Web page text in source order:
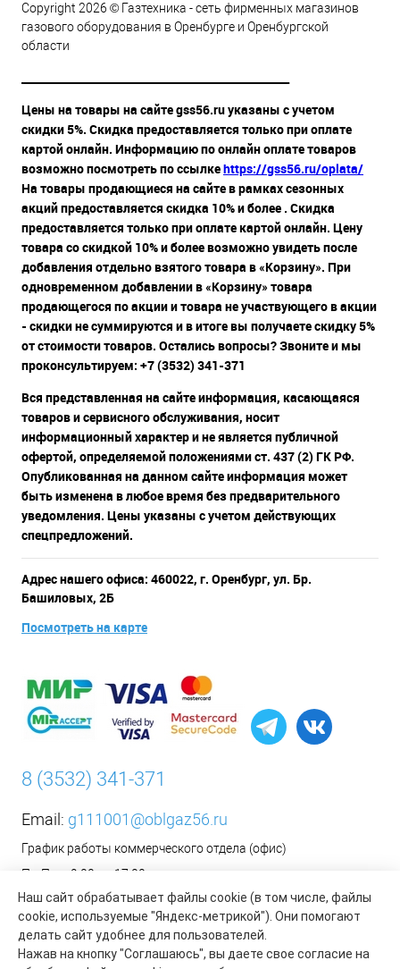
Наш сайт обрабатывает файлы cookie (в том числе, файлы
cookie, используемые "Яндекс-метрикой"). Они помогают
делать сайт удобнее для пользователей.
Нажав на кнопку "Соглашаюсь", вы даете свое согласие на
Copyright 2026 © Газтехника - сеть фирменных магазинов
газового оборудования в Оренбурге и Оренбургской
области
Цены на товары на сайте gss56.ru указаны с учетом
скидки 5%. Скидка предоставляется только при оплате
картой онлайн. Информацию по онлайн оплате товаров
возможно посмотреть по ссылкеhttps://gss56.ru/oplata/
На товары продающиеся на сайте в рамках сезонных
акций предоставляется скидка 10% и более . Скидка
предоставляется только при оплате картой онлайн. Цену
товара со скидкой 10% и более возможно увидеть после
добавления отдельно взятого товара в «Корзину». При
одновременном добавлении в «Корзину» товара
продающегося по акции и товара не участвующего в акции
- скидки не суммируются и в итоге вы получаете скидку 5%
от стоимости товаров. Остались вопросы? Звоните и мы
проконсультируем: +7 (3532) 341-371
Вся представленная на сайте информация, касающаяся
товаров и сервисного обслуживания, носит
информационный характер и не является публичной
офертой, определяемой положениями ст. 437 (2) ГК РФ.
Опубликованная на данном сайте информация может
быть изменена в любое время без предварительного
уведомления. Цены указаны с учетом действующих
спецпредложений.
Адрес нашего офиса: 460022, г. Оренбург, ул. Бр.
Башиловых, 2Б
Посмотреть на карте
8 (3532) 341-371
Email: g111001@oblgaz56.ru
График работы коммерческого отдела (офис)
Пн-Пт: с 9:00 до 17:00
Сб-Вс: Выходной
__________________________________________
Оформить заявку на установку бытового газового